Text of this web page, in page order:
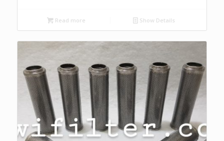
Read more Show Details